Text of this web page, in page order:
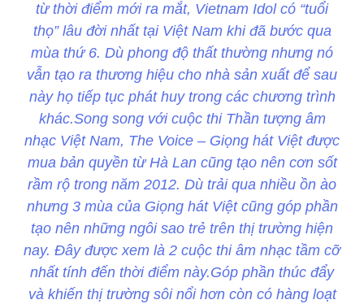
từ thời điểm mới ra mắt, Vietnam Idol có “tuổi
thọ” lâu đời nhất tại Việt Nam khi đã bước qua
mùa thứ 6. Dù phong độ thất thường nhưng nó
vẫn tạo ra thương hiệu cho nhà sản xuất để sau
này họ tiếp tục phát huy trong các chương trình
khác.Song song với cuộc thi Thần tượng âm
nhạc Việt Nam, The Voice – Giọng hát Việt được
mua bản quyền từ Hà Lan cũng tạo nên cơn sốt
rầm rộ trong năm 2012. Dù trải qua nhiều ồn ào
nhưng 3 mùa của Giọng hát Việt cũng góp phần
tạo nên những ngôi sao trẻ trên thị trường hiện
nay. Đây được xem là 2 cuộc thi âm nhạc tầm cỡ
nhất tính đến thời điểm này.Góp phần thúc đẩy
và khiến thị trường sôi nổi hơn còn có hàng loạt